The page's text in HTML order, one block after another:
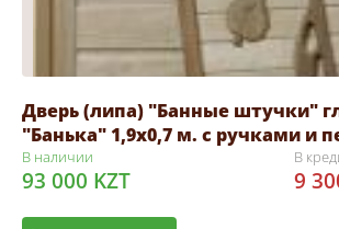
Дверь (липа) "Банные штучки"
"Банька" 1,9х0,7 м. с ручками и
В наличии
93 000 KZT
В
9